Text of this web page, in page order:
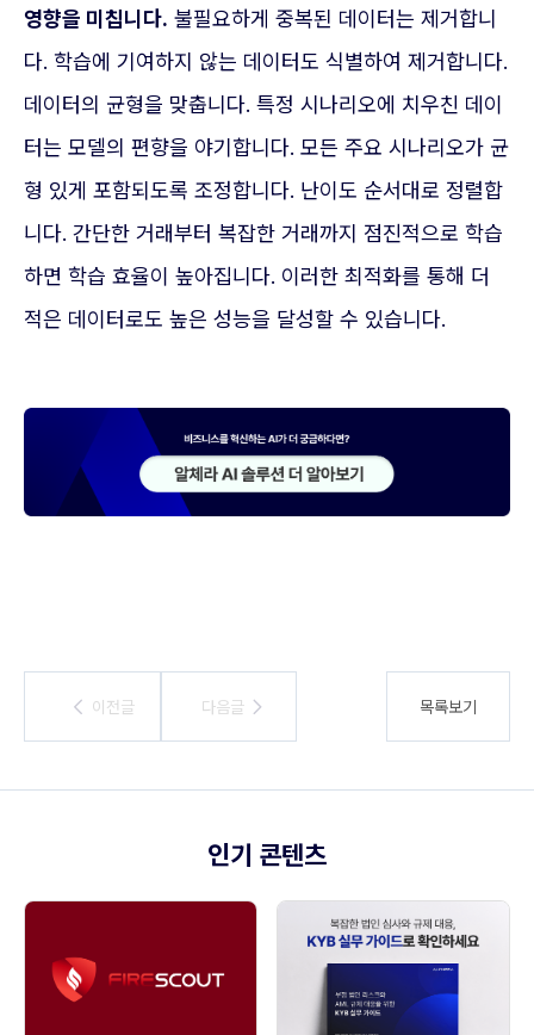
영향을 미칩니다. 불필요하게 중복된 데이터는 제거합니
다. 학습에 기여하지 않는 데이터도 식별하여 제거합니다.
데이터의 균형을 맞춥니다. 특정 시나리오에 치우친 데이
터는 모델의 편향을 야기합니다. 모든 주요 시나리오가 균
형 있게 포함되도록 조정합니다. 난이도 순서대로 정렬합
니다. 간단한 거래부터 복잡한 거래까지 점진적으로 학습
하면 학습 효율이 높아집니다. 이러한 최적화를 통해 더
적은 데이터로도 높은 성능을 달성할 수 있습니다.
이전글
이전글 다음글
다음글 목록보기
인기 콘텐츠